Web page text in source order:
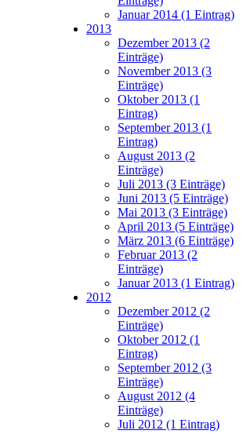
Januar 2014 (1 Eintrag)
2013
Dezember 2013 (2
Einträge)
November 2013 (3
Einträge)
Oktober 2013 (1
Eintrag)
September 2013 (1
Eintrag)
August 2013 (2
Einträge)
Juli 2013 (3 Einträge)
Juni 2013 (5 Einträge)
Mai 2013 (3 Einträge)
April 2013 (5 Einträge)
März 2013 (6 Einträge)
Februar 2013 (2
Einträge)
Januar 2013 (1 Eintrag)
2012
Dezember 2012 (2
Einträge)
Oktober 2012 (1
Eintrag)
September 2012 (3
Einträge)
August 2012 (4
Einträge)
Juli 2012 (1 Eintrag)